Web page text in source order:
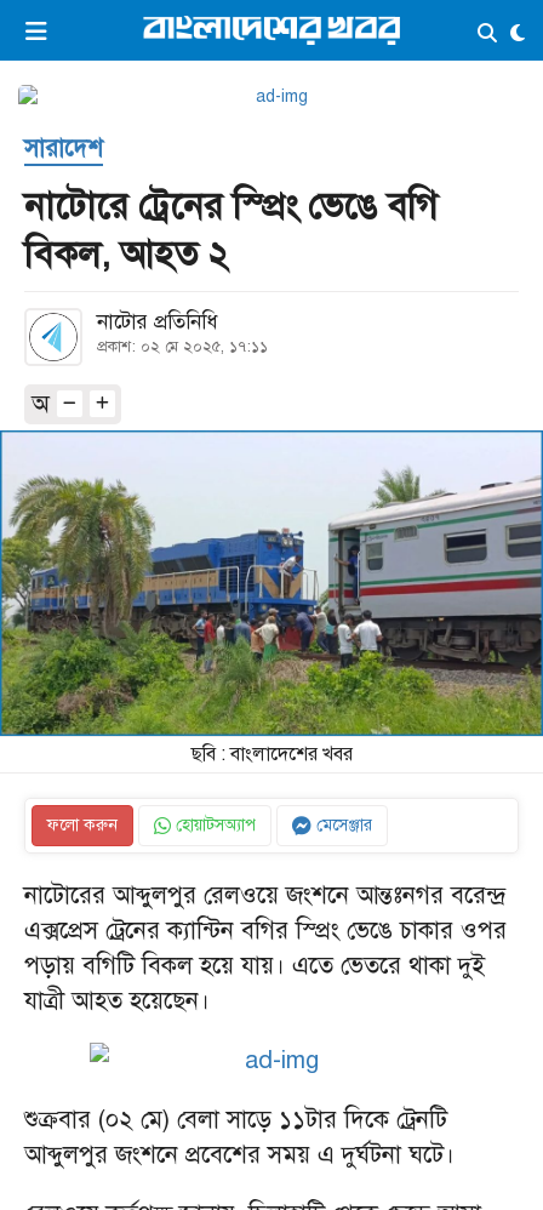
ভিডিও ই-পেপার লগইন ×
প্রচ্ছদ
সর্বশেষ
সব বিভাগ
কনভার্টার
সারাদেশ
নাটোরে ট্রেনের স্প্রিং ভেঙে বগি
বিকল, আহত ২
নাটোর প্রতিনিধি
প্রকাশ: ০২ মে ২০২৫, ১৭:১১
অ
ছবি : বাংলাদেশের খবর
ফলো করুন হোয়াটসঅ্যাপ মেসেঞ্জার
নাটোরের আব্দুলপুর রেলওয়ে জংশনে আন্তঃনগর বরেন্দ্র
এক্সপ্রেস ট্রেনের ক্যান্টিন বগির স্প্রিং ভেঙে চাকার ওপর
পড়ায় বগিটি বিকল হয়ে যায়। এতে ভেতরে থাকা দুই
যাত্রী আহত হয়েছেন।
শুক্রবার (০২ মে) বেলা সাড়ে ১১টার দিকে ট্রেনটি
আব্দুলপুর জংশনে প্রবেশের সময় এ দুর্ঘটনা ঘটে।